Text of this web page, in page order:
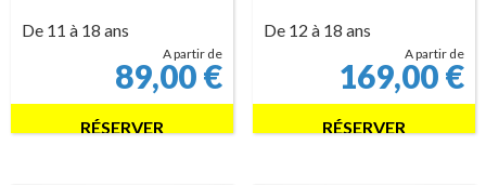
De 11 à 18 ans
A partir de
89,00€
RÉSERVER
De 12 à 18 ans
A partir de
169,00€
RÉSERVER